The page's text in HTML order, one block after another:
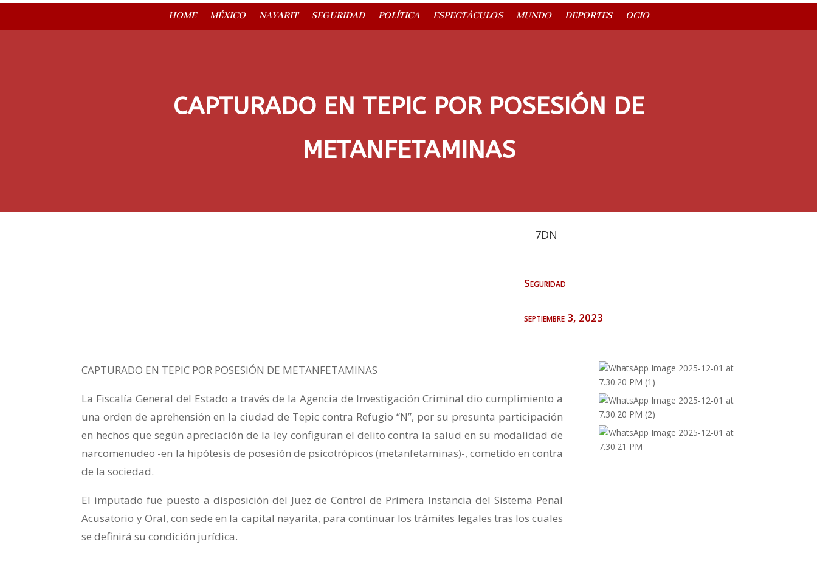
HOME MÉXICO NAYARIT SEGURIDAD POLÍTICA ESPECTÁCULOS MUNDO DEPORTES OCIO
CAPTURADO EN TEPIC POR POSESIÓN DE
METANFETAMINAS
7DN
Seguridad
septiembre 3, 2023
CAPTURADO EN TEPIC POR POSESIÓN DE METANFETAMINAS
La Fiscalía General del Estado a través de la Agencia de Investigación Criminal dio cumplimiento a
una orden de aprehensión en la ciudad de Tepic contra Refugio “N”, por su presunta participación
en hechos que según apreciación de la ley configuran el delito contra la salud en su modalidad de
narcomenudeo -en la hipótesis de posesión de psicotrópicos (metanfetaminas)-, cometido en contra
de la sociedad.
El imputado fue puesto a disposición del Juez de Control de Primera Instancia del Sistema Penal
Acusatorio y Oral, con sede en la capital nayarita, para continuar los trámites legales tras los cuales
se definirá su condición jurídica.